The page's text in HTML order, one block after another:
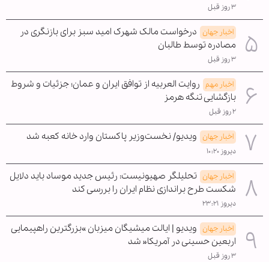
۳ روز قبل
اخبار جهان درخواست مالک شهرک امید سبز برای بازنگری در
مصادره توسط طالبان
۳ روز قبل
اخبار مهم روایت العربیه از توافق ایران و عمان؛ جزئیات و شروط
بازگشایی تنگه هرمز
۲ روز قبل
اخبار جهان ویدیو/ نخست‌وزیر پاکستان وارد خانه کعبه شد
دیروز ۱۰:۲۰
اخبار جهان تحلیلگر صهیونیست: رئیس جدید موساد باید دلایل
شکست طرح براندازی نظام ایران را بررسی کند
دیروز ۲۳:۲۱
اخبار جهان ویدیو | ایالت میشیگان میزبان »بزرگترین راهپیمایی
اربعین حسینی در آمریکا« شد
۳ روز قبل